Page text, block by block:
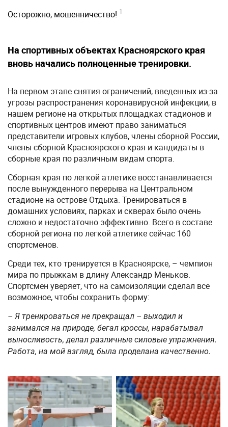
Осторожно, мошенничество! 1
На спортивных объектах Красноярского края
вновь начались полноценные тренировки.
На первом этапе снятия ограничений, введенных из-за
угрозы распространения коронавирусной инфекции, в
нашем регионе на открытых площадках стадионов и
спортивных центров имеют право заниматься
представители игровых клубов, члены сборной России,
члены сборной Красноярского края и кандидаты в
сборные края по различным видам спорта.
Сборная края по легкой атлетике восстанавливается
после вынужденного перерыва на Центральном
стадионе на острове Отдыха. Тренироваться в
домашних условиях, парках и скверах было очень
сложно и недостаточно эффективно. Всего в составе
сборной региона по легкой атлетике сейчас 160
спортсменов.
Среди тех, кто тренируется в Красноярске, – чемпион
мира по прыжкам в длину Александр Меньков.
Спортсмен уверяет, что на самоизоляции сделал все
возможное, чтобы сохранить форму:
– Я тренироваться не прекращал – выходил и
занимался на природе, бегал кроссы, нарабатывал
выносливость, делал различные силовые упражнения.
Работа, на мой взгляд, была проделана качественно.